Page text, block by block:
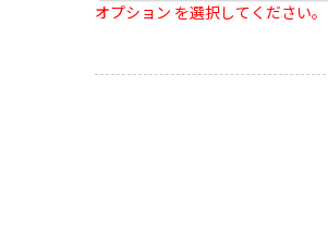
オプション を選択してください。